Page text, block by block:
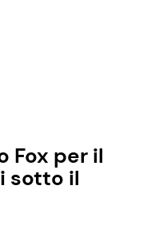
Fox per il
sotto il